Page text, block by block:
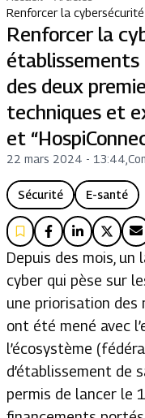
Renforcer la
Renforcer la
établissements
des deux
techniques et
et
22 mars 2024 - 13:44
Sécurité E-santé
Depuis des mois, un
cyber qui pèse sur
une priorisation des
ont été mené avec
l’écosystème
d’établissement de
permis de lancer le